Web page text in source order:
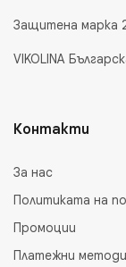
Защитена марка
VIKOLINA
Контакти
За нас
Политиката на
Промоции
Платежни методи